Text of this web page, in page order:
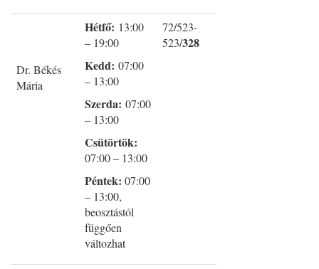
Dr. Békés
Mária
Hétfő: 13:00
– 19:00
Kedd: 07:00
– 13:00
Szerda: 07:00
– 13:00
Csütörtök:
07:00 – 13:00
Péntek: 07:00
– 13:00,
beosztástól
függően
változhat
72/523-
523/328